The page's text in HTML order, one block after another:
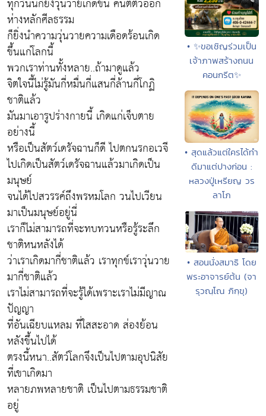
ห่างหลักศีลธรรม
ก็ยิ่งนำความวุ่นวายความเดือดร้อนเกิด
ขึ้นแก่โลกนี้
พวกเราท่านทั้งหลาย..ถ้ามาดูแล้ว
จิตใจนี้ไม่รู้มันกี่หมื่นกี่แสนกี่ล้านกี่โกฏิ
ชาติแล้ว
มันมาเอารูปร่างกายนี้ เกิดแก่เจ็บตาย
อย่างนี้
หรือเป็นสัตว์เดรัจฉานก็ดี ไปตกนรกอเวจี
ไปเกิดเป็นสัตว์เดรัจฉานแล้วมาเกิดเป็น
มนุษย์
จนได้ไปสวรรค์ถึงพรหมโลก วนไปเวียน
มาเป็นมนุษย์อยู่นี่
เราก็ไม่สามารถที่จะทบทวนหรือรู้ระลึก
ชาติหนหลังได้
ว่าเราเกิดมากี่ชาติแล้ว เราทุกข์เราวุ่นวาย
มากี่ชาติแล้ว
เราไม่สามารถที่จะรู้ได้เพราะเราไม่มีญาณ
ปัญญา
ที่อันเฉียบแหลม ที่ใสสะอาด ส่องย้อน
หลังขึ้นไปได้
ตรงนี้หนา..สัตว์โลกจึงเป็นไปตามอุปนิสัย
ที่เขาเกิดมา
หลายภพหลายชาติ เป็นไปตามธรรมชาติ
อยู่
• ✨ขอเชิญร่วมเป็น
เจ้าภาพสร้างถนน
คอนกรีต✨
• สุดแล้วแต่ใครได้ทำ
ดีมาแต่ปางก่อน :
หลวงปู่เหรียญ วร
ลาโภ
• สอนนั่งสมาธิ โดย
พระอาจารย์ต้น (จา
รุวณฺโณ ภิกฺขุ)